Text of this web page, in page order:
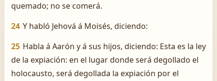
quemado; no se comerá.
24 Y habló Jehová á Moisés, diciendo:
25 Habla á Aarón y á sus hijos, diciendo: Esta es la ley
de la expiación: en el lugar donde será degollado el
holocausto, será degollada la expiación por el